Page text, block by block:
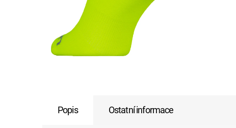
Popis Ostatní informace